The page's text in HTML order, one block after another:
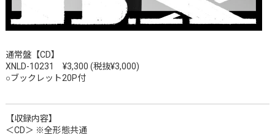
通常盤【CD】
XNLD-10231 ¥3,300 (税抜¥3,000)
○ブックレット20P付
【収録内容】
＜CD＞ ※全形態共通